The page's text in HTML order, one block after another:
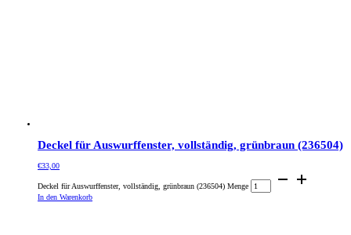
Deckel für Auswurffenster, vollständig, grünbraun (236504)
€33,00
Deckel für Auswurffenster, vollständig, grünbraun (236504) Menge
In den Warenkorb